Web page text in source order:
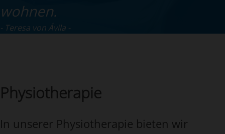
wohnen.
Teresa von Ávila
Physiotherapie
In unserer Physiotherapie bieten wir